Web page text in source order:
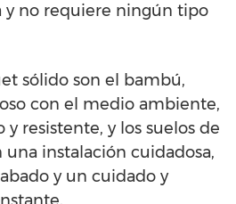
y no requiere ningún tipo
sólido son el bambú,
con el medio ambiente,
y resistente, y los suelos de
instalación cuidadosa,
y un cuidado y